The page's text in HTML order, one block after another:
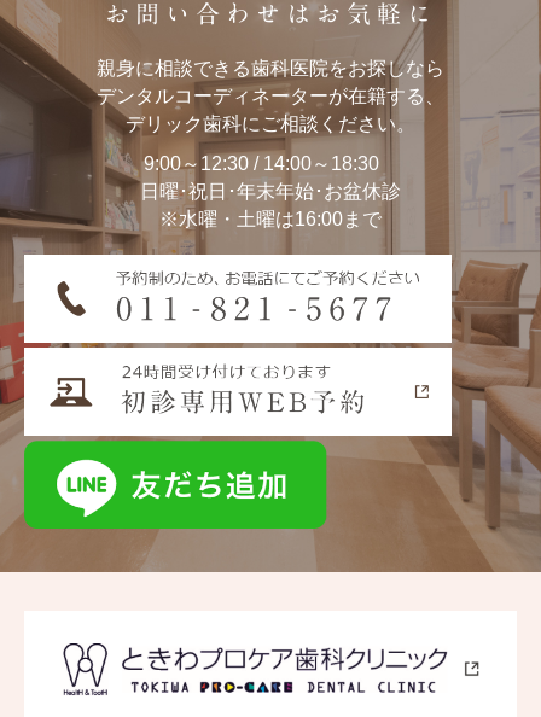
お問い合わせはお気軽に
親身に相談できる歯科医院をお探しなら
デンタルコーディネーターが在籍する、
デリック歯科にご相談ください。
9:00～12:30 / 14:00～18:30
日曜･祝日･年末年始･お盆休診
※水曜・土曜は16:00まで